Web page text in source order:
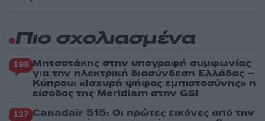
Πιο σχολιασμένα
198 Μητσοτάκης στην υπογραφή συμφωνίας
για την ηλεκτρική διασύνδεση Ελλάδας –
Κύπρου: «Ισχυρή ψήφος εμπιστοσύνης» η
είσοδος της Meridiam στην GSI
127 Canadair 515: Οι πρώτες εικόνες από την